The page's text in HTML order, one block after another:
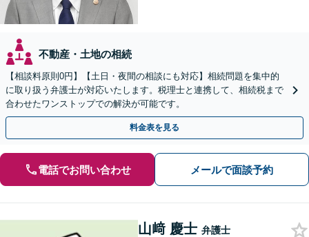
不動産・土地の相続
【相談料原則0円】【土日・夜間の相談にも対応】相続問題を集中的
に取り扱う弁護士が対応いたします。税理士と連携して、相続税まで
合わせたワンストップでの解決が可能です。
料金表を見る
電話でお問い合わせ メールで面談予約
山﨑 慶士 弁護士